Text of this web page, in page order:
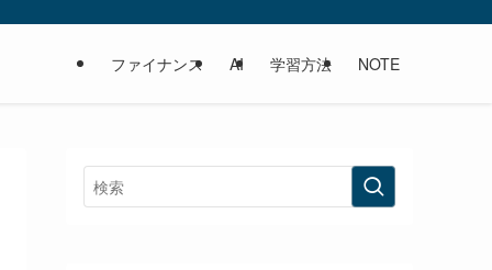
ファイナンス AI 学習方法 NOTE